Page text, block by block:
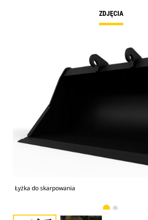
ZDJĘCIA
Łyżka do skarpowania